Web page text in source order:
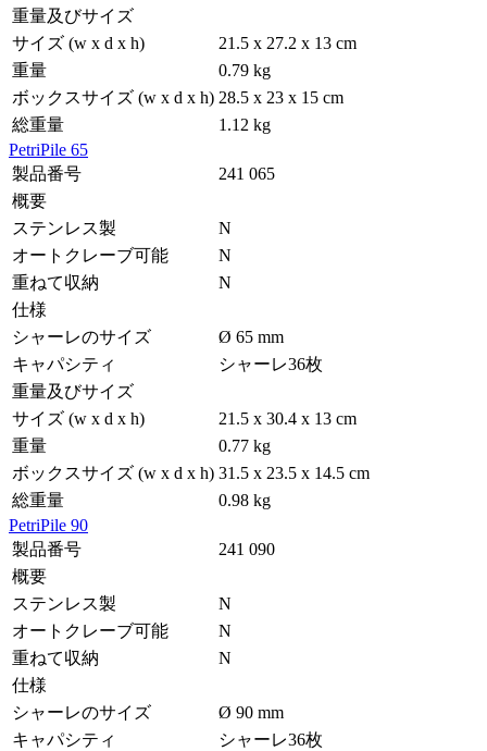
重量及びサイズ
サイズ (w x d x h)
21.5 x 27.2 x 13 cm
重量
0.79 kg
ボックスサイズ (w x d x h) 28.5 x 23 x 15 cm
総重量
1.12 kg
PetriPile 65
製品番号
241 065
概要
ステンレス製
N
オートクレーブ可能
N
重ねて収納
N
仕様
シャーレのサイズ
Ø 65 mm
キャパシティ
シャーレ36枚
重量及びサイズ
サイズ (w x d x h)
21.5 x 30.4 x 13 cm
重量
0.77 kg
ボックスサイズ (w x d x h) 31.5 x 23.5 x 14.5 cm
総重量
0.98 kg
PetriPile 90
製品番号
241 090
概要
ステンレス製
N
オートクレーブ可能
N
重ねて収納
N
仕様
シャーレのサイズ
Ø 90 mm
キャパシティ
シャーレ36枚